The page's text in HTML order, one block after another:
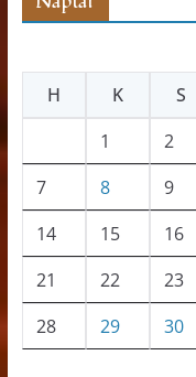
H
K S
1
2
7
8 9
14
15 16
21
22 23
28
29 30